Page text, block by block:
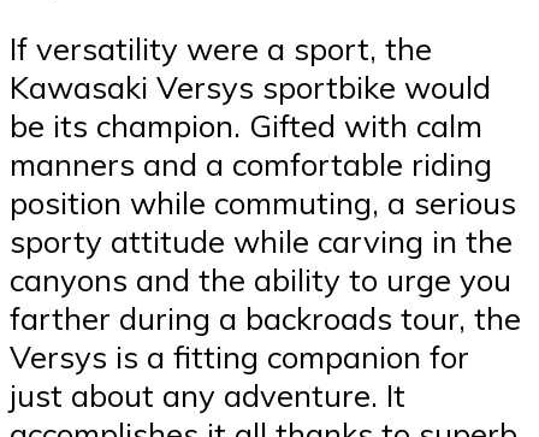
If versatility were a sport, the
Kawasaki Versys sportbike would
be its champion. Gifted with calm
manners and a comfortable riding
position while commuting, a serious
sporty attitude while carving in the
canyons and the ability to urge you
farther during a backroads tour, the
Versys is a fitting companion for
just about any adventure. It